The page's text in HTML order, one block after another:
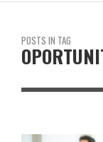
POSTS IN TAG